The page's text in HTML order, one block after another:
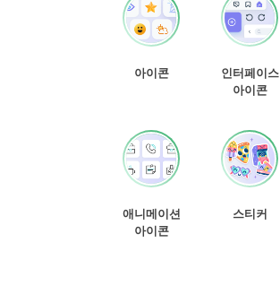
아이콘
인터페이스
아이콘
애니메이션
아이콘
스티커